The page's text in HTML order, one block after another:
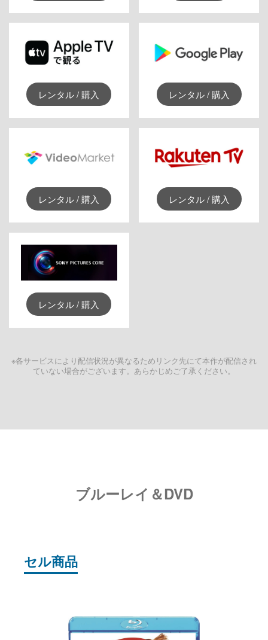
レンタル / 購入 レンタル / 購入
レンタル / 購入 レンタル / 購入
レンタル / 購入
※各サービスにより配信状況が異なるためリンク先にて本作が配信され
ていない場合がございます。あらかじめご了承ください。
ブルーレイ＆DVD
セル商品